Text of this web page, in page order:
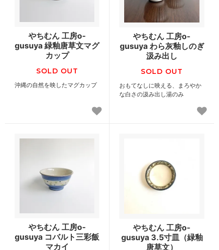
やちむん 工房o-
gusuya 緑釉唐草文マグ
カップ
SOLD OUT
沖縄の自然を映したマグカップ
やちむん 工房o-
gusuya わら灰釉しのぎ
汲み出し
SOLD OUT
おもてなしに映える、まろやか
な白さの汲み出し湯のみ
やちむん 工房o-
gusuya コバルト三彩飯
マカイ
やちむん 工房o-
gusuya 3.5寸皿（緑釉
唐草文）